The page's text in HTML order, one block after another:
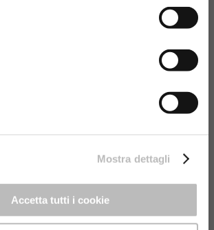
Mostra dettagli
Accetta tutti i cookie